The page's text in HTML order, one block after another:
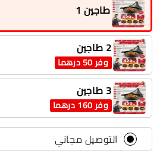
طاجين 1
2 طاجين
وفر 50 درهما
3 طاجين
وفر 160 درهما
التوصيل مجاني